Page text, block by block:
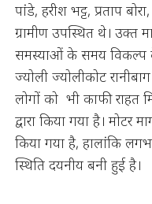
पांडे, हरीश भट्ट, प्रताप
ग्रामीण उपस्थित थे।
समस्याओं के समय विकल्प के
ज्योली ज्योलीकोट
लोगों को भी काफी राहत
द्वारा किया गया है। मोटर
किया गया है, हालांकि
स्थिति दयनीय बनी हुई है।